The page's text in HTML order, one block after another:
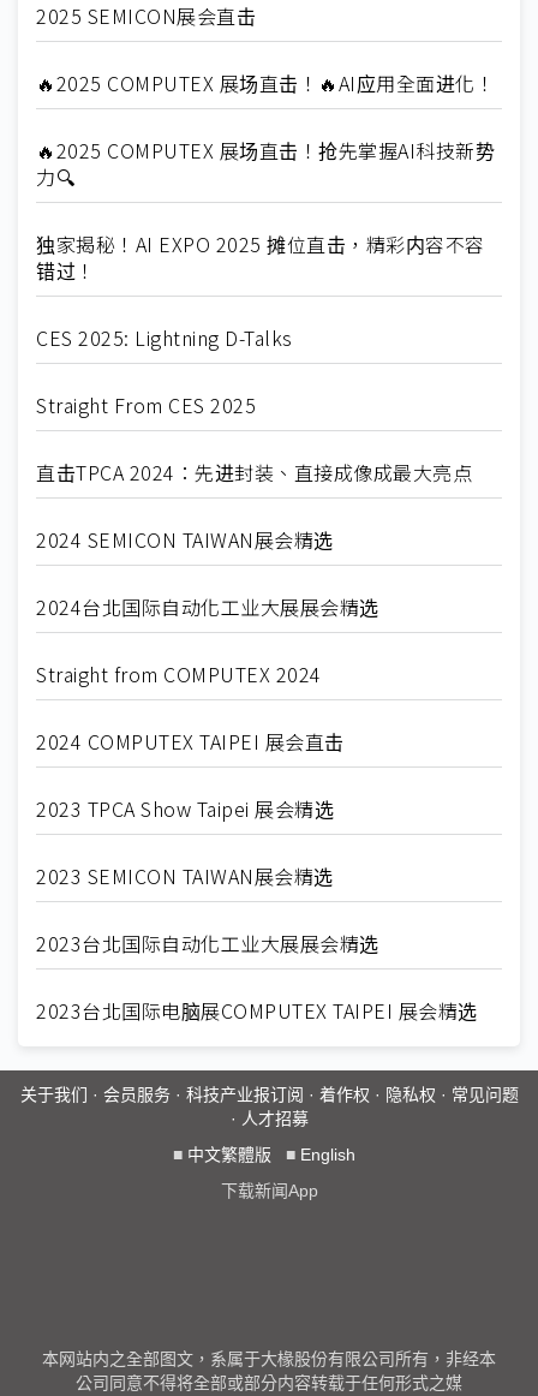
2025 SEMICON展会直击
🔥2025 COMPUTEX 展场直击！🔥AI应用全面进化！
🔥2025 COMPUTEX 展场直击！抢先掌握AI科技新势
力🔍
独家揭秘！AI EXPO 2025 摊位直击，精彩内容不容
错过！
CES 2025: Lightning D-Talks
Straight From CES 2025
直击TPCA 2024：先进封装、直接成像成最大亮点
2024 SEMICON TAIWAN展会精选
2024台北国际自动化工业大展展会精选
Straight from COMPUTEX 2024
2024 COMPUTEX TAIPEI 展会直击
2023 TPCA Show Taipei 展会精选
2023 SEMICON TAIWAN展会精选
2023台北国际自动化工业大展展会精选
2023台北国际电脑展COMPUTEX TAIPEI 展会精选
关于我们 · 会员服务· 科技产业报订阅 · 着作权 · 隐私权 · 常见问题
· 人才招募
■ 中文繁體版 ■ English
下载新闻App
本网站内之全部图文，系属于大椽股份有限公司所有，非经本
公司同意不得将全部或部分内容转载于任何形式之媒